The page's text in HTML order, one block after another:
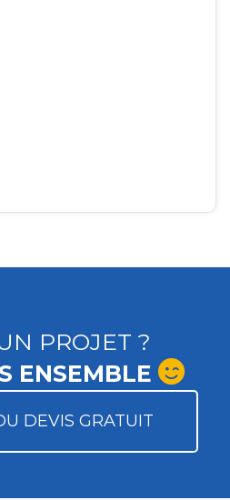
PROJET ?
ENSEMBLE
DEVIS GRATUIT